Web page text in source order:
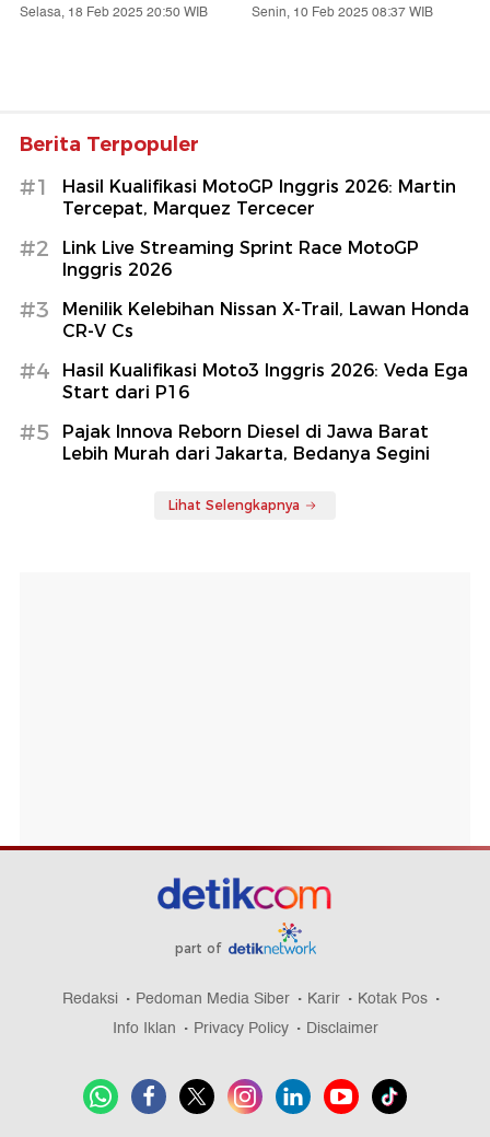
Selasa, 18 Feb 2025 20:50 WIB Senin, 10 Feb 2025 08:37 WIB
Berita Terpopuler
#1
Hasil Kualifikasi MotoGP Inggris 2026: Martin
Tercepat, Marquez Tercecer
#2
Link Live Streaming Sprint Race MotoGP
Inggris 2026
#3
Menilik Kelebihan Nissan X-Trail, Lawan Honda
CR-V Cs
#4
Hasil Kualifikasi Moto3 Inggris 2026: Veda Ega
Start dari P16
#5
Pajak Innova Reborn Diesel di Jawa Barat
Lebih Murah dari Jakarta, Bedanya Segini
Lihat Selengkapnya
part of
Redaksi Pedoman Media Siber Karir
Kotak Pos
Info Iklan
Privacy Policy Disclaimer